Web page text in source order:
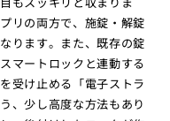
リの両方で、施錠・解錠
ります。また、既存の錠
マートロックと連動する
受け止める「電子ストラ
、少し高度な方法もあり